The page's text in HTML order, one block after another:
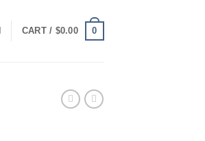
CART / $0.00 0